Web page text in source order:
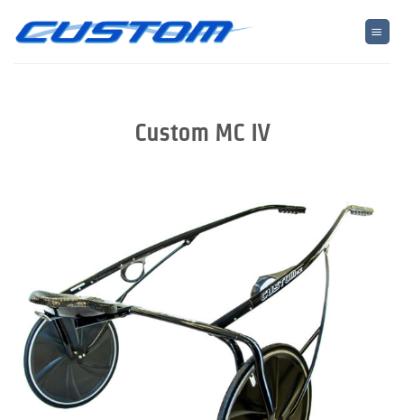
content
Custom MC IV